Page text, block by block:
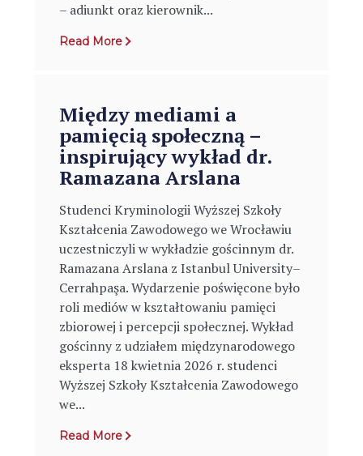
– adiunkt oraz kierownik...
Read More
Między mediami a
pamięcią społeczną –
inspirujący wykład dr.
Ramazana Arslana
Studenci Kryminologii Wyższej Szkoły
Kształcenia Zawodowego we Wrocławiu
uczestniczyli w wykładzie gościnnym dr.
Ramazana Arslana z Istanbul University–
Cerrahpaşa. Wydarzenie poświęcone było
roli mediów w kształtowaniu pamięci
zbiorowej i percepcji społecznej. Wykład
gościnny z udziałem międzynarodowego
eksperta 18 kwietnia 2026 r. studenci
Wyższej Szkoły Kształcenia Zawodowego
we...
Read More